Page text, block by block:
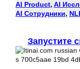
AI Product, AI
AI Сотрудники,
Запустите